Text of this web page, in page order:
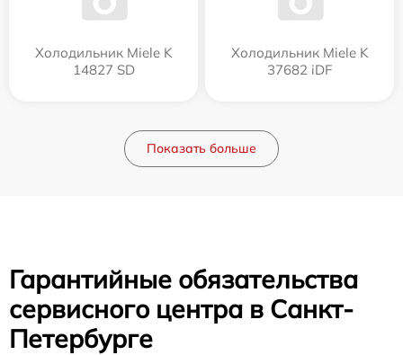
Холодильник Miele K
14827 SD
Холодильник Miele K
37682 iDF
Показать больше
Гарантийные обязательства
сервисного центра в Санкт-
Петербурге